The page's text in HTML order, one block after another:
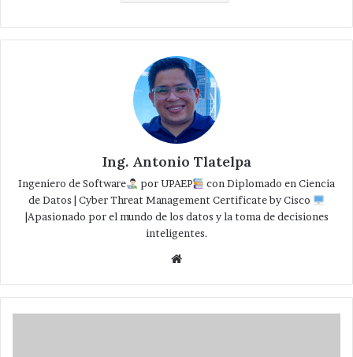
Ing. Antonio Tlatelpa
Ingeniero de Software por UPAEP
con Diplomado en Ciencia
de Datos | Cyber Threat Management Certificate by Cisco
|Apasionado por el mundo de los datos y la toma de decisiones
inteligentes.